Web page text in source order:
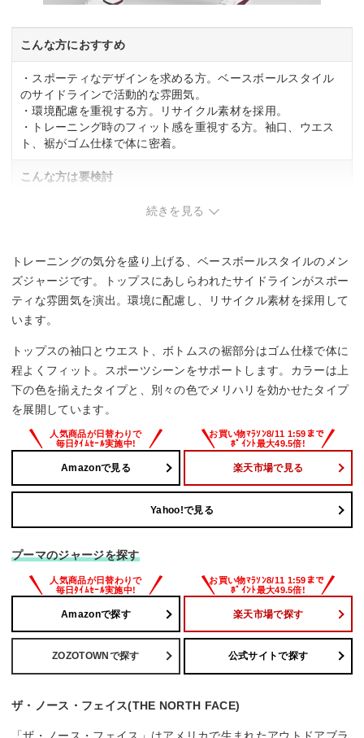
こんな方におすすめ
・スポーティなデザインを求める方。ベースボールスタイル
のサイドラインで活動的な雰囲気。
・環境配慮を重視する方。リサイクル素材を採用。
・トレーニング時のフィット感を重視する方。袖口、ウエス
ト、裾がゴム仕様で体に密着。
こんな方は要検討
・クラシックな雰囲気を優先する方。ベースボールスタイル
続きを見る
トレーニングの気分を盛り上げる、ベースボールスタイルのメン
ズジャージです。トップスにあしらわれたサイドラインがスポー
ティな雰囲気を演出。環境に配慮し、リサイクル素材を採用して
います。
トップスの袖口とウエスト、ボトムスの裾部分はゴム仕様で体に
程よくフィット。スポーツシーンをサポートします。カラーは上
下の色を揃えたタイプと、別々の色でメリハリを効かせたタイプ
を展開しています。
Amazonで見る 楽天市場で見る
Yahoo!で見る
プーマのジャージを探す
Amazonで探す 楽天市場で探す
ZOZOTOWNで探す 公式サイトで探す
ザ・ノース・フェイス(THE NORTH FACE)
「ザ・ノース・フェイス」はアメリカで生まれたアウトドアブラ